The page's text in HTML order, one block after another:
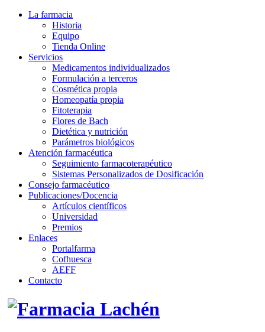
La farmacia
Historia
Equipo
Tienda Online
Servicios
Medicamentos individualizados
Formulación a terceros
Cosmética propia
Homeopatía propia
Fitoterapia
Flores de Bach
Dietética y nutrición
Parámetros biológicos
Atención farmacéutica
Seguimiento farmacoterapéutico
Sistemas Personalizados de Dosificación
Consejo farmacéutico
Publicaciones/Docencia
Artículos científicos
Universidad
Premios
Enlaces
Portalfarma
Cofhuesca
AEFF
Contacto